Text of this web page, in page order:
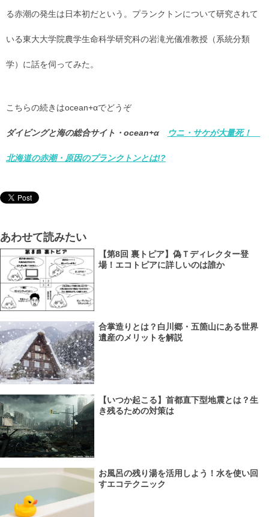
る赤潮の発生は日本初だという。プランクトンについて研究されて
いる東大大学院農学生命科学研究科の岩滝光儀准教授（系統分類
学）に話を伺ってみた。
こちらの続きはocean+αでどうぞ
ダイビングと海の総合サイト・ocean+α ウニ・サケが大量死！
北海道の赤潮・原因のプランクトンとは!?
あわせて読みたい
【第8回 裏トピア】偽Ｔディレクター登
場！エコトピアに詳しいのは誰か
合掌造りとは？白川郷・五箇山にある世界
遺産のメリットを解説
【いつか起こる】首都直下型地震とは？生
き残るための対策は
お風呂の残り湯を活用しよう！水を使い回
すエコテクニック